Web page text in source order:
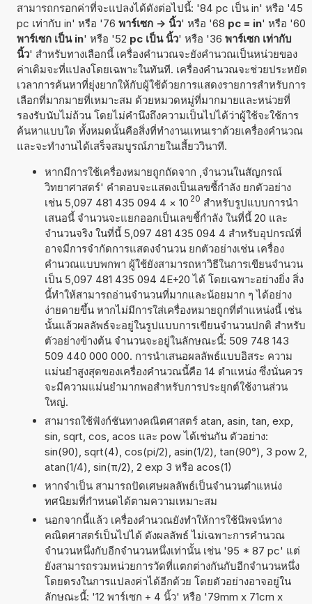
สามารถกรอกค่าที่จะแปลงได้ดังต่อไปนี้: '84 pc เป็น in' หรือ '45
pc เท่ากับ in' หรือ '76 พาร์เซก -> นิ้ว' หรือ '68 pc = in' หรือ '60
พาร์เซก เป็น in' หรือ '52 pc เป็น นิ้ว' หรือ '36 พาร์เซก เท่ากับ
นิ้ว' สำหรับทางเลือกนี้ เครื่องคำนวณจะยังคำนวณเป็นหน่วยของ
ค่าเดิมจะที่แปลงโดยเฉพาะในทันที. เครื่องคำนวณจะช่วยประหยัด
เวลาการค้นหาที่ยุ่งยากให้กับผู้ใช้ด้วยการแสดงรายการสำหรับการ
เลือกที่มากมายที่เหมาะสม ด้วยหมวดหมู่ที่มากมายและหน่วยที่
รองรับนับไม่ถ้วน โดยไม่คำนึงถึงความเป็นไปได้ว่าผู้ใช้จะใช้การ
ค้นหาแบบใด ทั้งหมดนั้นคือสิ่งที่ทำงานแทนเราด้วยเครื่องคำนวณ
และจะทำงานได้เสร็จสมบูรณ์ภายในเสี้ยววินาที.
หากมีการใช้เครื่องหมายถูกถัดจาก ,จำนวนในสัญกรณ์
วิทยาศาสตร์' คำตอบจะแสดงเป็นเลขชี้กำลัง ยกตัวอย่าง
เช่น 5,097 481 435 094 4 × 10 20 สำหรับรูปแบบการนำ
เสนอนี้ จำนวนจะแยกออกเป็นเลขชี้กำลัง ในที่นี้ 20 และ
จำนวนจริง ในที่นี้ 5,097 481 435 094 4 สำหรับอุปกรณ์ที่
อาจมีการจำกัดการแสดงจำนวน ยกตัวอย่างเช่น เครื่อง
คำนวณแบบพกพา ผู้ใช้ยังสามารถหาวิธีในการเขียนจำนวน
เป็น 5,097 481 435 094 4E+20 ได้ โดยเฉพาะอย่างยิ่ง สิ่ง
นี้ทำให้สามารถอ่านจำนวนที่มากและน้อยมาก ๆ ได้อย่าง
ง่ายดายขึ้น หากไม่มีการใส่เครื่องหมายถูกที่ตำแหน่งนี้ เช่น
นั้นแล้วผลลัพธ์จะอยู่ในรูปแบบการเขียนจำนวนปกติ สำหรับ
ตัวอย่างข้างต้น จำนวนจะอยู่ในลักษณะนี้: 509 748 143
509 440 000 000. การนำเสนอผลลัพธ์แบบอิสระ ความ
แม่นยำสูงสุดของเครื่องคำนวณนี้คือ 14 ตำแหน่ง ซึ่งนั่นควร
จะมีความแม่นยำมากพอสำหรับการประยุกต์ใช้งานส่วน
ใหญ่.
สามารถใช้ฟังก์ชันทางคณิตศาสตร์ atan, asin, tan, exp,
sin, sqrt, cos, acos และ pow ได้เช่นกัน ตัวอย่าง:
sin(90), sqrt(4), cos(pi/2), asin(1/2), tan(90°), 3 pow 2,
atan(1/4), sin(π/2), 2 exp 3 หรือ acos(1)
หากจำเป็น สามารถปัดเศษผลลัพธ์เป็นจำนวนตำแหน่ง
ทศนิยมที่กำหนดได้ตามความเหมาะสม
นอกจากนี้แล้ว เครื่องคำนวณยังทำให้การใช้นิพจน์ทาง
คณิตศาสตร์เป็นไปได้ ดังผลลัพธ์ ไม่เฉพาะการคำนวณ
จำนวนหนึ่งกับอีกจำนวนหนึ่งเท่านั้น เช่น '95 * 87 pc' แต่
ยังสามารถรวมหน่วยการวัดที่แตกต่างกันกับอีกจำนวนหนึ่ง
โดยตรงในการแปลงค่าได้อีกด้วย โดยตัวอย่างอาจอยู่ใน
ลักษณะนี้: '12 พาร์เซก + 4 นิ้ว' หรือ '79mm x 71cm x